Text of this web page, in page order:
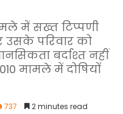
में सख्त टिप्पणी
परिवार को
बर्दाश्त नहीं
मामले में दोषियों
737 2 minutes read